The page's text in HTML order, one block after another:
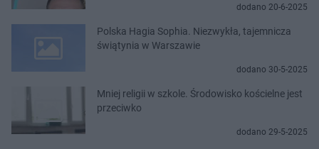
dodano 20-6-2025
Polska Hagia Sophia. Niezwykła, tajemnicza
świątynia w Warszawie
dodano 30-5-2025
Mniej religii w szkole. Środowisko kościelne jest
przeciwko
dodano 29-5-2025